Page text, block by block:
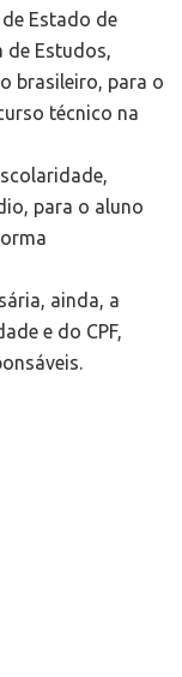
Estado de
de Estudos,
brasileiro, para o
técnico na
para o aluno
ainda, a
e do CPF,